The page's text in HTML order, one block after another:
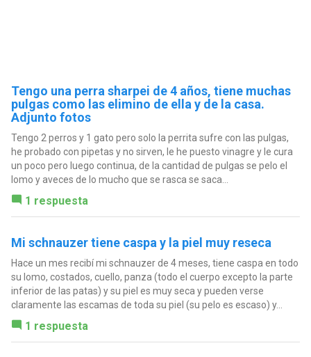
Tengo una perra sharpei de 4 años, tiene muchas
pulgas como las elimino de ella y de la casa.
Adjunto fotos
Tengo 2 perros y 1 gato pero solo la perrita sufre con las pulgas,
he probado con pipetas y no sirven, le he puesto vinagre y le cura
un poco pero luego continua, de la cantidad de pulgas se pelo el
lomo y aveces de lo mucho que se rasca se saca...
1 respuesta
Mi schnauzer tiene caspa y la piel muy reseca
Hace un mes recibí mi schnauzer de 4 meses, tiene caspa en todo
su lomo, costados, cuello, panza (todo el cuerpo excepto la parte
inferior de las patas) y su piel es muy seca y pueden verse
claramente las escamas de toda su piel (su pelo es escaso) y...
1 respuesta